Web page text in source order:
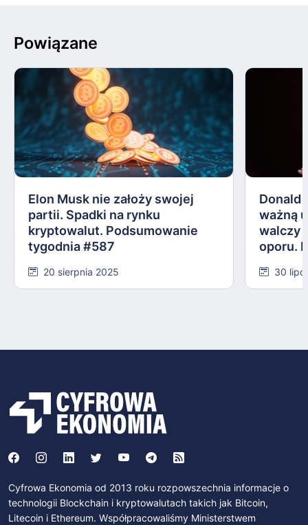
Powiązane
Elon Musk nie założy swojej
partii. Spadki na rynku
kryptowalut. Podsumowanie
tygodnia #587
20 sierpnia 2025
Donald
ważną
walczy
oporu.
30
Cyfrowa Ekonomia od 2013 roku rozpowszechnia informacje o
technologii Blockchain i kryptowalutach takich jak Bitcoin,
Litecoin i Ethereum. Współpracowaliśmy Ministerstwem